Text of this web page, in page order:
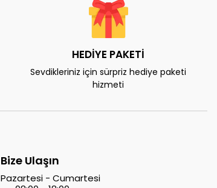
HEDİYE PAKETİ
Sevdikleriniz için sürpriz hediye paketi
hizmeti
Bize Ulaşın
Pazartesi - Cumartesi